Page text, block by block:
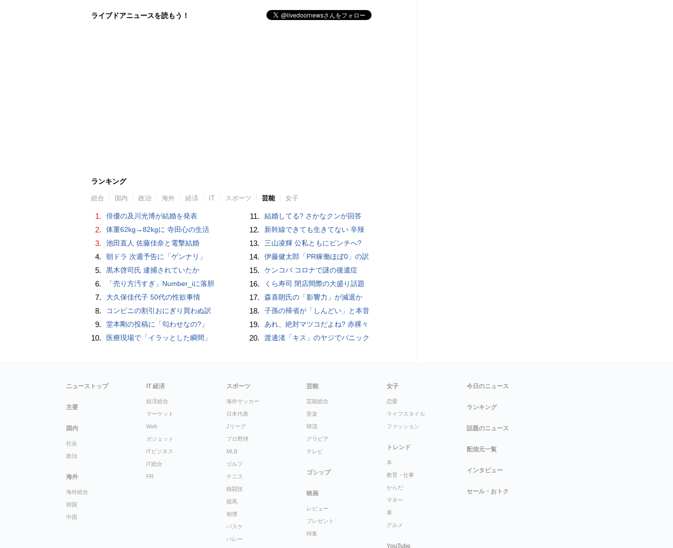
ライブドアニュースを読もう！
ランキング
総合 国内 政治 海外 経済 IT スポーツ 芸能 女子
1. 俳優の及川光博が結婚を発表
2. 体重62kg→82kgに 寺田心の生活
3. 池田直人 佐藤佳奈と電撃結婚
4. 朝ドラ 次週予告に「ゲンナリ」
5. 黒木啓司氏 逮捕されていたか
6. 「売り方汚すぎ」Number_iに落胆
7. 大久保佳代子 50代の性欲事情
8. コンビニの割引おにぎり買わぬ訳
9. 堂本剛の投稿に「匂わせなの?」
10. 医療現場で「イラッとした瞬間」
11. 結婚してる? さかなクンが回答
12. 新幹線できても生きてない 辛辣
13. 三山凌輝 公私ともにピンチへ?
14. 伊藤健太郎「PR稼働ほぼ0」の訳
15. ケンコバ コロナで謎の後遺症
16. くら寿司 閉店間際の大盛り話題
17. 森喜朗氏の「影響力」が減退か
18. 子孫の帰省が「しんどい」と本音
19. あれ、絶対マツコだよね? 赤裸々
20. 渡邊渚「キス」のヤジでパニック
ニューストップ
主要
国内
社会
政治
海外
海外総合
韓国
中国
IT 経済
経済総合
マーケット
Web
ガジェット
ITビジネス
IT総合
PR
スポーツ
海外サッカー
日本代表
Jリーグ
プロ野球
MLB
ゴルフ
テニス
格闘技
競馬
相撲
バスケ
バレー
芸能
芸能総合
音楽
韓流
グラビア
テレビ
ゴシップ
映画
レビュー
プレゼント
特集
女子
恋愛
ライフスタイル
ファッション
トレンド
本
教育・仕事
からだ
マネー
車
グルメ
YouTube
今日のニュース
ランキング
話題のニュース
配信元一覧
インタビュー
セール・おトク